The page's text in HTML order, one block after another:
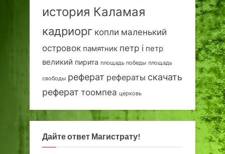
история Каламая
кадриорг копли маленький
островок памятник петр i петр
великий пирита площадь победы площадь
свободы реферат рефераты скачать
реферат тоомпеа церковь
Дайте ответ Магистрату!